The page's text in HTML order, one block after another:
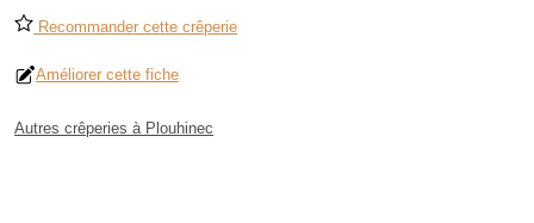
Recommander cette crêperie
Améliorer cette fiche
Autres crêperies à Plouhinec